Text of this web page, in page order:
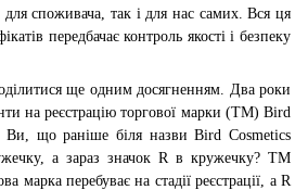
для споживача, так і для нас самих. Вся ця
передбачає контроль якості і безпеку
ще одним досягненням. Два роки
на реєстрацію торгової марки (ТМ) Bird
Ви, що раніше біля назви Bird Cosmetics
а зараз значок R в кружечку? ТМ
марка перебуває на стадії реєстрації, а R